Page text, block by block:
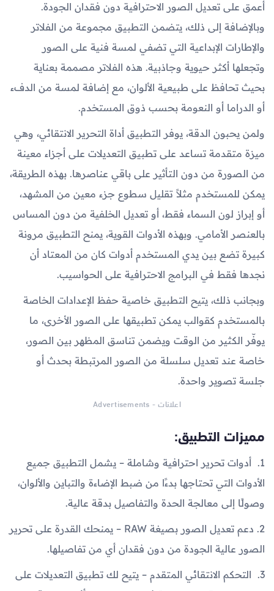
أعمق على تعديل الصور الاحترافية دون فقدان الجودة.
وبالإضافة إلى ذلك، يتضمن التطبيق مجموعة من الفلاتر
والإطارات الإبداعية التي تضفي لمسة فنية على الصور
وتجعلها أكثر حيوية وجاذبية. هذه الفلاتر مصممة بعناية
بحيث تحافظ على طبيعية الألوان، مع إضافة لمسة من الدفء
أو الدراما أو النعومة بحسب ذوق المستخدم.
ولمن يحبون الدقة، يوفر التطبيق أداة التحرير الانتقائي، وهي
ميزة متقدمة تساعد على تطبيق التعديلات على أجزاء معينة
من الصورة من دون التأثير على باقي عناصرها. بهذه الطريقة،
يمكن للمستخدم مثلاً تقليل سطوع جزء معين من المشهد،
أو إبراز لون السماء فقط، أو تعديل الخلفية من دون المساس
بالعنصر الأمامي. وبهذه الأدوات القوية، يمنح التطبيق مرونة
كبيرة تضع بين يدي المستخدم أدوات كان من المعتاد أن
نجدها فقط في البرامج الاحترافية على الحواسيب.
وبجانب ذلك، يتيح التطبيق خاصية حفظ الإعدادات الخاصة
بالمستخدم كقوالب يمكن تطبيقها على الصور الأخرى، ما
يوفّر الكثير من الوقت ويضمن تناسق المظهر بين الصور،
خاصة عند تعديل سلسلة من الصور المرتبطة بحدث أو
جلسة تصوير واحدة.
اعلانات - Advertisements
مميزات التطبيق:
1. أدوات تحرير احترافية وشاملة – يشمل التطبيق جميع
الأدوات التي تحتاجها بدءًا من ضبط الإضاءة والتباين والألوان،
وصولًا إلى معالجة الحدة والتفاصيل بدقة عالية.
2. دعم تعديل الصور بصيغة RAW – يمنحك القدرة على تحرير
الصور عالية الجودة من دون فقدان أي من تفاصيلها.
3. التحكم الانتقائي المتقدم – يتيح لك تطبيق التعديلات على